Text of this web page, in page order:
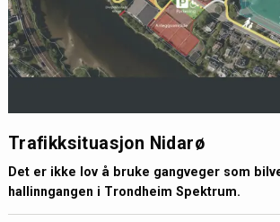
Trafikksituasjon Nidarø
Det er ikke lov å bruke gangveger som
hallinngangen i Trondheim Spektrum.